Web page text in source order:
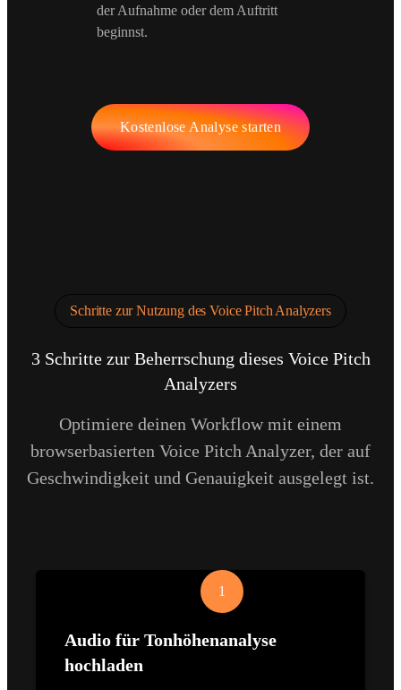
der Aufnahme oder dem Auftritt
beginnst.
Kostenlose Analyse starten
Schritte zur Nutzung des Voice Pitch Analyzers
3 Schritte zur Beherrschung dieses Voice Pitch
Analyzers
Optimiere deinen Workflow mit einem
browserbasierten Voice Pitch Analyzer, der auf
Geschwindigkeit und Genauigkeit ausgelegt ist.
1
Audio für Tonhöhenanalyse
hochladen